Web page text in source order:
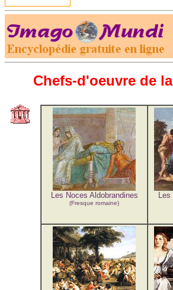
Chefs-d'oeuvre de
Les Noces Aldobrandines
(Fresque romaine)
Les